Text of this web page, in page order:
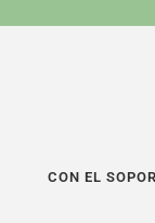
CON EL